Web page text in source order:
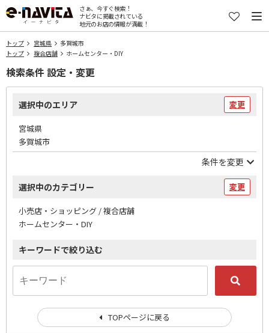
さぁ、今すぐ検索！
ナビタに掲載されている
地元のお店の情報が満載！
トップ 宮城県
多賀城市
トップ
複合店舗 ホームセンター・DIY
検索条件 設定・変更
選択中のエリア 変更
宮城県
多賀城市
条件を変更
選択中のカテゴリー 変更
小売店・ショッピング / 複合店舗
ホームセンター・DIY
キーワードで絞り込む
TOPページに戻る